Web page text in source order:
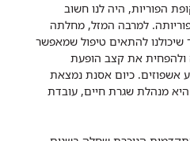
הפוריות, היה לנו חשוב
למרבה המזל, מחלתה
להתאים טיפול שמאפשר
ולהפחית את קצב הופעת
אשפוזים. כיום אסנת נמצאת
מנהלת שגרת חיים, עובדת